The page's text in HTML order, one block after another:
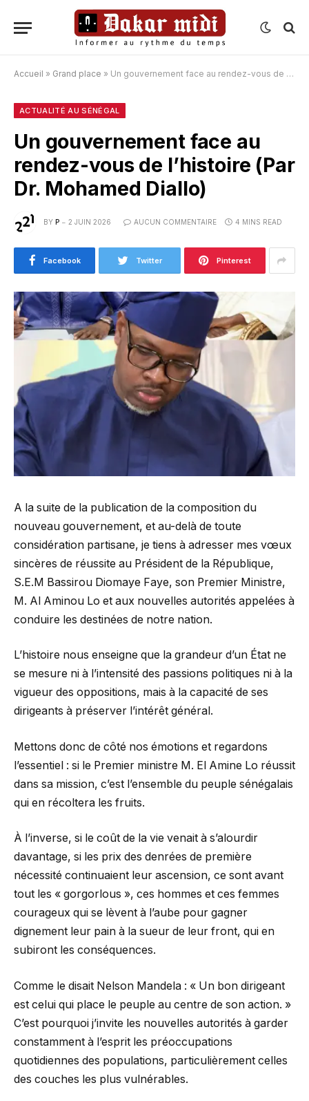
Accueil » Grand place » Un gouvernement face au rendez-vous de l’histoire (Par Dr. Mohamed Diallo)
ACTUALITÉ AU SÉNÉGAL
Un gouvernement face au
rendez-vous de l’histoire (Par
Dr. Mohamed Diallo)
BY P 2 JUIN 2026 AUCUN COMMENTAIRE 4 MINS READ
Facebook Twitter Pinterest
A la suite de la publication de la composition du
nouveau gouvernement, et au-delà de toute
considération partisane, je tiens à adresser mes vœux
sincères de réussite au Président de la République,
S.E.M Bassirou Diomaye Faye, son Premier Ministre,
M. Al Aminou Lo et aux nouvelles autorités appelées à
conduire les destinées de notre nation.
L’histoire nous enseigne que la grandeur d’un État ne
se mesure ni à l’intensité des passions politiques ni à la
vigueur des oppositions, mais à la capacité de ses
dirigeants à préserver l’intérêt général.
Mettons donc de côté nos émotions et regardons
l’essentiel : si le Premier ministre M. El Amine Lo réussit
dans sa mission, c’est l’ensemble du peuple sénégalais
qui en récoltera les fruits.
À l’inverse, si le coût de la vie venait à s’alourdir
davantage, si les prix des denrées de première
nécessité continuaient leur ascension, ce sont avant
tout les « gorgorlous », ces hommes et ces femmes
courageux qui se lèvent à l’aube pour gagner
dignement leur pain à la sueur de leur front, qui en
subiront les conséquences.
Comme le disait Nelson Mandela : « Un bon dirigeant
est celui qui place le peuple au centre de son action. »
C’est pourquoi j’invite les nouvelles autorités à garder
constamment à l’esprit les préoccupations
quotidiennes des populations, particulièrement celles
des couches les plus vulnérables.